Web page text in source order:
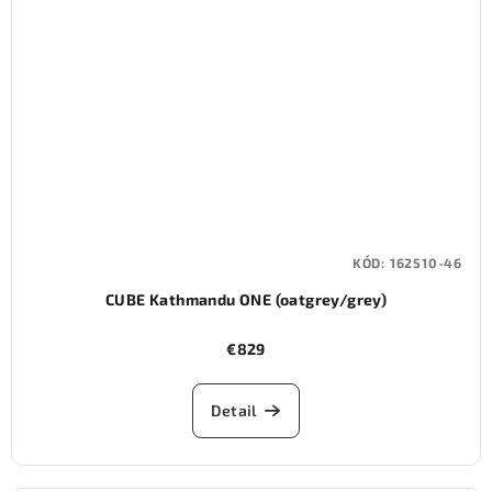
CUBE Kathmandu ONE (oatgrey/grey)
€829
Detail
KÓD: 162510-46